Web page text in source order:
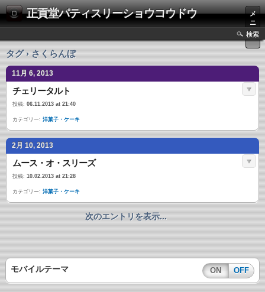
正貢堂パティスリーショウコウドウ
メ
ニ
ュ
ー
検索
タグ › さくらんぼ
11月 6, 2013
チェリータルト
投稿: 06.11.2013 at 21:40
カテゴリー: 洋菓子・ケーキ
2月 10, 2013
ムース・オ・スリーズ
投稿: 10.02.2013 at 21:28
カテゴリー: 洋菓子・ケーキ
次のエントリを表示...
モバイルテーマ ON OFF